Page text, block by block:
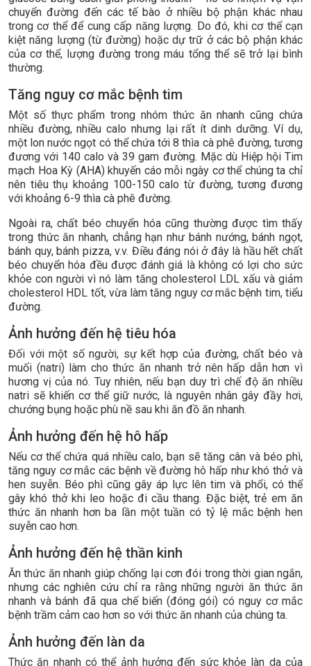
chuyển đường đến các tế bào ở nhiều bộ phận khác nhau
trong cơ thể để cung cấp năng lượng. Do đó, khi cơ thể cạn
kiệt năng lượng (từ đường) hoặc dự trữ ở các bộ phận khác
của cơ thể, lượng đường trong máu tổng thể sẽ trở lại bình
thường.
Tăng nguy cơ mắc bệnh tim
Một số thực phẩm trong nhóm thức ăn nhanh cũng chứa
nhiều đường, nhiều calo nhưng lại rất ít dinh dưỡng. Ví dụ,
một lon nước ngọt có thể chứa tới 8 thìa cà phê đường, tương
đương với 140 calo và 39 gam đường. Mặc dù Hiệp hội Tim
mạch Hoa Kỳ (AHA) khuyến cáo mỗi ngày cơ thể chúng ta chỉ
nên tiêu thụ khoảng 100-150 calo từ đường, tương đương
với khoảng 6-9 thìa cà phê đường.
Ngoài ra, chất béo chuyển hóa cũng thường được tìm thấy
trong thức ăn nhanh, chẳng hạn như bánh nướng, bánh ngọt,
bánh quy, bánh pizza, v.v. Điều đáng nói ở đây là hầu hết chất
béo chuyển hóa đều được đánh giá là không có lợi cho sức
khỏe con người vì nó làm tăng cholesterol LDL xấu và giảm
cholesterol HDL tốt, vừa làm tăng nguy cơ mắc bệnh tim, tiểu
đường.
Ảnh hưởng đến hệ tiêu hóa
Đối với một số người, sự kết hợp của đường, chất béo và
muối (natri) làm cho thức ăn nhanh trở nên hấp dẫn hơn vì
hương vị của nó. Tuy nhiên, nếu bạn duy trì chế độ ăn nhiều
natri sẽ khiến cơ thể giữ nước, là nguyên nhân gây đầy hơi,
chướng bụng hoặc phù nề sau khi ăn đồ ăn nhanh.
Ảnh hưởng đến hệ hô hấp
Nếu cơ thể chứa quá nhiều calo, bạn sẽ tăng cân và béo phì,
tăng nguy cơ mắc các bệnh về đường hô hấp như khó thở và
hen suyễn. Béo phì cũng gây áp lực lên tim và phổi, có thể
gây khó thở khi leo hoặc đi cầu thang. Đặc biệt, trẻ em ăn
thức ăn nhanh hơn ba lần một tuần có tỷ lệ mắc bệnh hen
suyễn cao hơn.
Ảnh hưởng đến hệ thần kinh
Ăn thức ăn nhanh giúp chống lại cơn đói trong thời gian ngắn,
nhưng các nghiên cứu chỉ ra rằng những người ăn thức ăn
nhanh và bánh đã qua chế biến (đóng gói) có nguy cơ mắc
bệnh trầm cảm cao hơn so với thức ăn nhanh của chúng ta.
Ảnh hưởng đến làn da
Thức ăn nhanh có thể ảnh hưởng đến sức khỏe làn da của